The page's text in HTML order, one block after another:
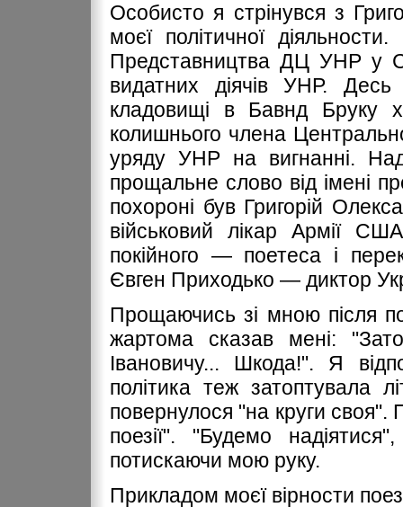
Особисто я стрінувся з
моєї політичної
Представництва ДЦ УНР у
видатних діячів УНР.
кладовищі в Бавнд Бруку
колишнього члена
уряду УНР на вигнанні.
прощальне слово від імені
похороні був Григорій
військовий лікар Армії
покійного — поетеса і
Євген Приходько — диктор
Прощаючись зі мною після
жартома сказав мені:
Івановичу... Шкода!". Я
політика теж затоптувала
повернулося "на круги своя".
поезії". "Будемо
потискаючи мою руку.
Прикладом моєї вірности